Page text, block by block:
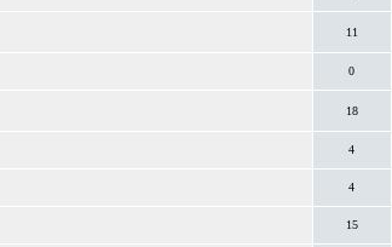
11
0
18
4
4
15